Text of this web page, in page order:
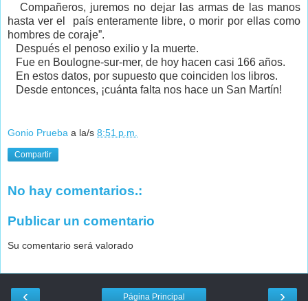
Compañeros, juremos no dejar las armas de las manos
hasta ver el país enteramente libre, o morir por ellas como
hombres de coraje”.
Después el penoso exilio y la muerte.
Fue en Boulogne-sur-mer, de hoy hacen casi 166 años.
En estos datos, por supuesto que coinciden los libros.
Desde entonces, ¡cuánta falta nos hace un San Martín!
Gonio Prueba a la/s 8:51 p.m.
Compartir
No hay comentarios.:
Publicar un comentario
Su comentario será valorado
‹ ›
Página Principal